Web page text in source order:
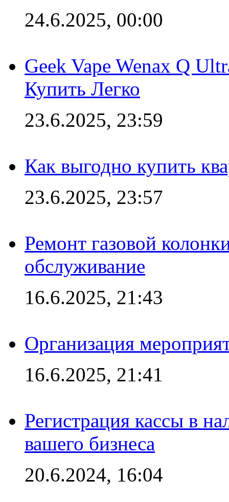
24.6.2025, 00:00
Geek Vape Wenax Q
Купить Легко
23.6.2025, 23:59
Как выгодно купить
23.6.2025, 23:57
Ремонт газовой
обслуживание
16.6.2025, 21:43
Организация
16.6.2025, 21:41
Регистрация кассы в
вашего бизнеса
20.6.2024, 16:04